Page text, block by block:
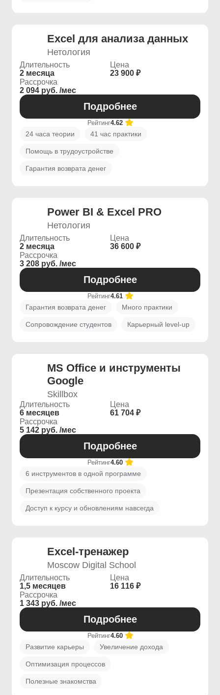
Excel для анализа данных
Нетология
Длительность
2 месяца
Цена
23 900 ₽
Рассрочка
2 094 руб. /мес
Подробнее
Рейтинг4.62
24 часа теории 41 час практики
Помощь в трудоустройстве
Гарантия возврата денег
Power BI & Excel PRO
Нетология
Длительность
2 месяца
Цена
36 600 ₽
Рассрочка
3 208 руб. /мес
Подробнее
Рейтинг4.61
Гарантия возврата денег Много практики
Сопровождение студентов Карьерный level-up
MS Office и инструменты
Google
Skillbox
Длительность
6 месяцев
Цена
61 704 ₽
Рассрочка
5 142 руб. /мес
Подробнее
Рейтинг4.60
6 инструментов в одной программе
Презентация собственного проекта
Доступ к курсу и обновлениям навсегда
Excel-тренажер
Moscow Digital School
Длительность
1,5 месяцев
Цена
16 116 ₽
Рассрочка
1 343 руб. /мес
Подробнее
Рейтинг4.60
Развитие карьеры Увеличение дохода
Оптимизация процессов
Полезные знакомства